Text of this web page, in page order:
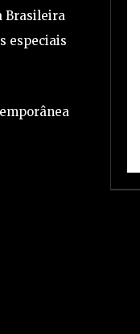
Brasileira
especiais